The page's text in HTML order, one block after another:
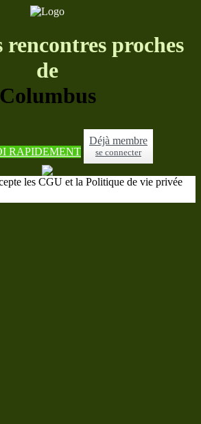
rencontres proches
de
Columbus
RAPIDEMENT
Déjà membre
se connecter
les CGU et la Politique de vie privée